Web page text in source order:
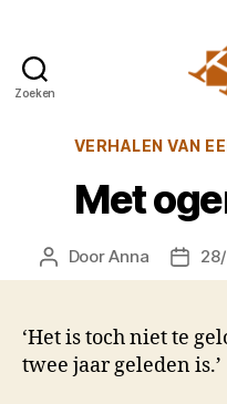
Zoeken
VERHALEN VAN
Met
Berichtauteur
DoorAnna
‘Het is toch niet te
twee jaar geleden is.’